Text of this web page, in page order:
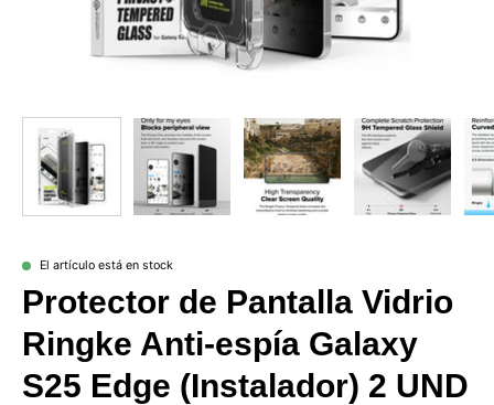
El artículo está en stock
Protector de Pantalla Vidrio
Ringke Anti-espía Galaxy
S25 Edge (Instalador) 2 UND